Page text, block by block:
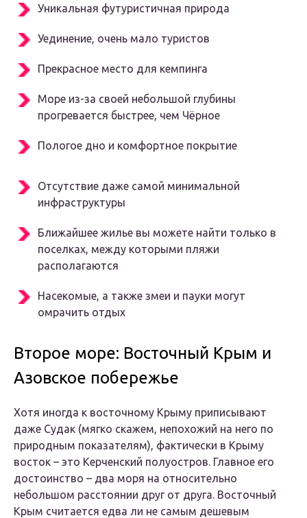
Уникальная футуристичная природа
Уединение, очень мало туристов
Прекрасное место для кемпинга
Море из-за своей небольшой глубины
прогревается быстрее, чем Чёрное
Пологое дно и комфортное покрытие
Отсутствие даже самой минимальной
инфраструктуры
Ближайшее жилье вы можете найти только в
поселках, между которыми пляжи
располагаются
Насекомые, а также змеи и пауки могут
омрачить отдых
Второе море: Восточный Крым и
Азовское побережье
Хотя иногда к восточному Крыму приписывают
даже Судак (мягко скажем, непохожий на него по
природным показателям), фактически в Крыму
восток – это Керченский полуостров. Главное его
достоинство – два моря на относительно
небольшом расстоянии друг от друга. Восточный
Крым считается едва ли не самым дешевым